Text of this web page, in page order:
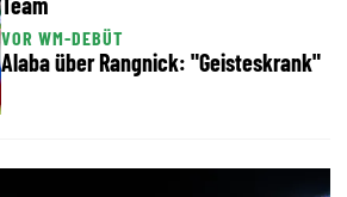
VOR WM-DEBÜT
Alaba über Rangnick: "Geisteskrank"